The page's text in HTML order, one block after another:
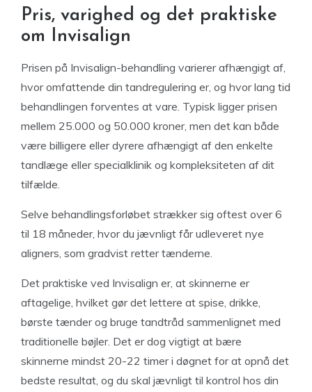
Pris, varighed og det praktiske
om Invisalign
Prisen på Invisalign-behandling varierer afhængigt af,
hvor omfattende din tandregulering er, og hvor lang tid
behandlingen forventes at vare. Typisk ligger prisen
mellem 25.000 og 50.000 kroner, men det kan både
være billigere eller dyrere afhængigt af den enkelte
tandlæge eller specialklinik og kompleksiteten af dit
tilfælde.
Selve behandlingsforløbet strækker sig oftest over 6
til 18 måneder, hvor du jævnligt får udleveret nye
aligners, som gradvist retter tænderne.
Det praktiske ved Invisalign er, at skinnerne er
aftagelige, hvilket gør det lettere at spise, drikke,
børste tænder og bruge tandtråd sammenlignet med
traditionelle bøjler. Det er dog vigtigt at bære
skinnerne mindst 20-22 timer i døgnet for at opnå det
bedste resultat, og du skal jævnligt til kontrol hos din